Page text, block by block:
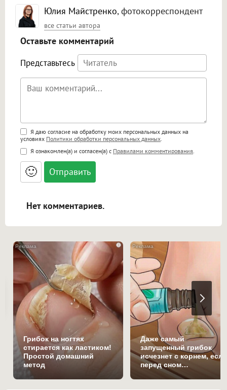
Юлия Майстренко, фотокорреспондент
все статьи автора
Оставьте комментарий
Представьтесь
Поддержка HTML
<b>, <strong>, <u>, <i>, <em>, <s>, <big>,
<small>, <sup>, <sub>, <pre>, <ul>, <ol>, <li>,
<blockquote>, <code> экранирует HTML,
адреса URL автоматически становятся
ссылками, и [img]адрес[/img] будет
Я даю согласие на обработку моих персональных данных на
условиях Политики обработки персональных данных.
Я ознакомлен(а) и согласен(а) с Правилами комментирования.
🙂
Нет комментариев.
i
Грибок на ногтях
стирается как ластиком!
Простой домашний
метод
Даже самый
запущенный грибок
исчезнет с корнем,
перед сном…